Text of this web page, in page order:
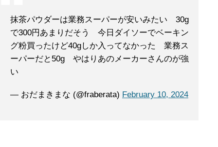
抹茶パウダーは業務スーパーが安いみたい 30g
で300円あまりだそう 今日ダイソーでベーキン
グ粉買ったけど40gしか入ってなかった 業務ス
ーパーだと50g やはりあのメーカーさんのが強
い
— おだまきまな (@fraberata) February 10, 2024